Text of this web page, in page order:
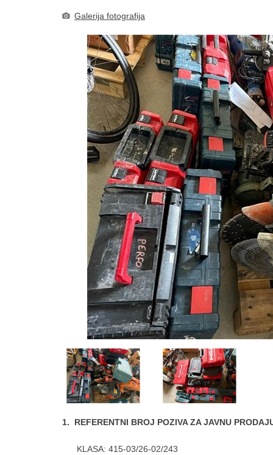
Galerija fotografija
1. REFERENTNI BROJ POZIVA ZA JAVNU
KLASA: 415-03/26-02/243